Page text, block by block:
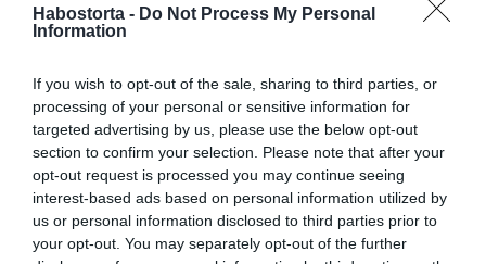
Habostorta - Do Not Process My Personal
Information
If you wish to opt-out of the sale, sharing to third parties, or
processing of your personal or sensitive information for
targeted advertising by us, please use the below opt-out
section to confirm your selection. Please note that after your
opt-out request is processed you may continue seeing
interest-based ads based on personal information utilized by
us or personal information disclosed to third parties prior to
your opt-out. You may separately opt-out of the further
érdemben hozzászólni.
Különbség van okos és tudálékos ember között. Egy
nőnek sosem kell takargatnia, ha magas az
intelligenciája, de az sem szerencsés, ha valaki kérkedik
vele. Legyél büszke rá, hogy jártas vagy adott témában,
de soha ne bombázd adatokkal és tényekkel a partnered,
csak hogy legyőzd őt.
6. Ne játszd meg magad!